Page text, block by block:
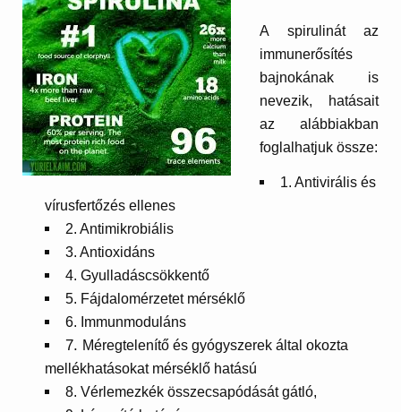
A spirulinát az
immunerősítés
bajnokának is
nevezik, hatásait
az alábbiakban
foglalhatjuk össze:
1. Antivirális és
vírusfertőzés ellenes
2. Antimikrobiális
3. Antioxidáns
4. Gyulladáscsökkentő
5. Fájdalomérzetet mérséklő
6. Immunmoduláns
7. Méregtelenítő és gyógyszerek által okozta
mellékhatásokat mérséklő hatású
8. Vérlemezkék összecsapódását gátló,